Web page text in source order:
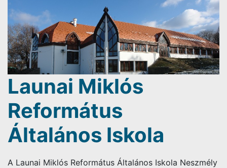
Launai Miklós
Református
Általános Iskola
A Launai Miklós Református Általános Iskola Neszmély